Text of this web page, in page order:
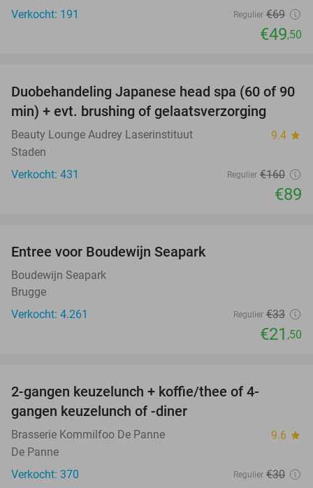
Verkocht: 191
Regulier €69
€49,50
44%
Duobehandeling Japanese head spa (60 of 90
min) + evt. brushing of gelaatsverzorging
Beauty Lounge Audrey Laserinstituut 9.4 star
Staden
Verkocht: 431
Regulier €160
€89
Entree voor Boudewijn Seapark
Boudewijn Seapark
Brugge
Verkocht: 4.261
Regulier €33
€21 ,50
2-gangen keuzelunch + koffie/thee of 4-
gangen keuzelunch of -diner
Brasserie Kommilfoo De Panne 9.6 star
De Panne
Verkocht: 370
Regulier €30